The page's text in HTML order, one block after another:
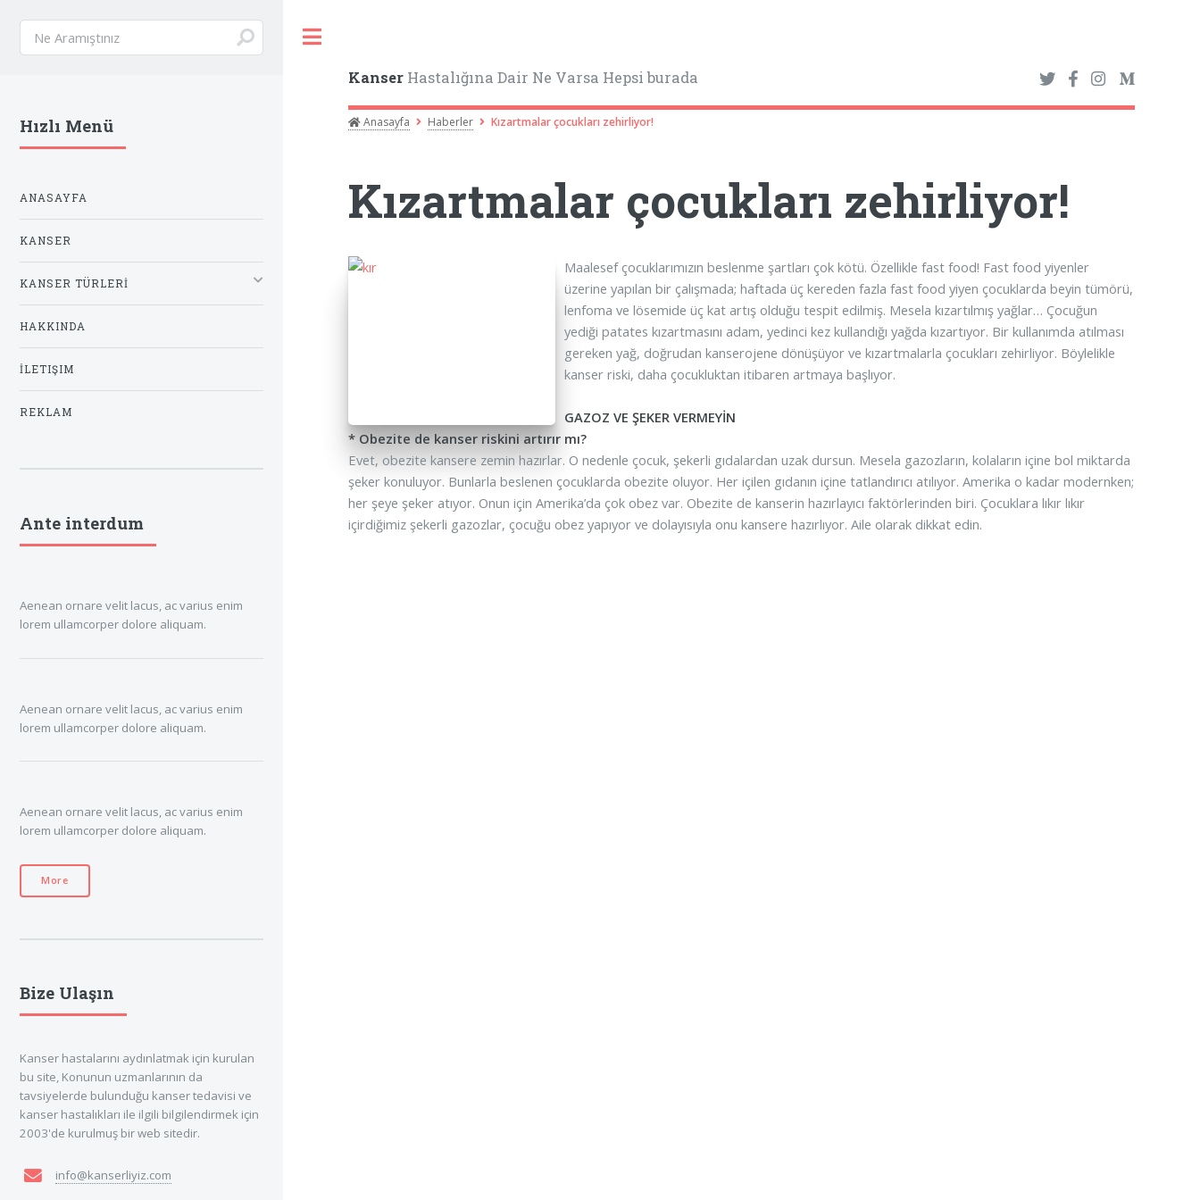
Kanser Hastalığına Dair Ne Varsa Hepsi burada
Anasayfa Haberler Kızartmalar çocukları zehirliyor!
Kızartmalar çocukları zehirliyor!
Maalesef çocuklarımızın beslenme şartları çok kötü. Özellikle fast food! Fast food yiyenler
üzerine yapılan bir çalışmada; haftada üç kereden fazla fast food yiyen çocuklarda beyin tümörü,
lenfoma ve lösemide üç kat artış olduğu tespit edilmiş. Mesela kızartılmış yağlar… Çocuğun
yediği patates kızartmasını adam, yedinci kez kullandığı yağda kızartıyor. Bir kullanımda atılması
gereken yağ, doğrudan kanserojene dönüşüyor ve kızartmalarla çocukları zehirliyor. Böylelikle
kanser riski, daha çocukluktan itibaren artmaya başlıyor.
GAZOZ VE ŞEKER VERMEYİN
* Obezite de kanser riskini artırır mı?
Evet, obezite kansere zemin hazırlar. O nedenle çocuk, şekerli gıdalardan uzak dursun. Mesela gazozların, kolaların içine bol miktarda
şeker konuluyor. Bunlarla beslenen çocuklarda obezite oluyor. Her içilen gıdanın içine tatlandırıcı atılıyor. Amerika o kadar modernken;
her şeye şeker atıyor. Onun için Amerika’da çok obez var. Obezite de kanserin hazırlayıcı faktörlerinden biri. Çocuklara lıkır lıkır
içirdiğimiz şekerli gazozlar, çocuğu obez yapıyor ve dolayısıyla onu kansere hazırlıyor. Aile olarak dikkat edin.
Hızlı Menü
ANASAYFA
KANSER
KANSER TÜRLERİ
HAKKINDA
İLETIŞIM
REKLAM
Ante interdum
Aenean ornare velit lacus, ac varius enim
lorem ullamcorper dolore aliquam.
Aenean ornare velit lacus, ac varius enim
lorem ullamcorper dolore aliquam.
Aenean ornare velit lacus, ac varius enim
lorem ullamcorper dolore aliquam.
More
Bize Ulaşın
Kanser hastalarını aydınlatmak için kurulan
bu site, Konunun uzmanlarının da
tavsiyelerde bulunduğu kanser tedavisi ve
kanser hastalıkları ile ilgili bilgilendirmek için
2003'de kurulmuş bir web sitedir.
info@kanserliyiz.com